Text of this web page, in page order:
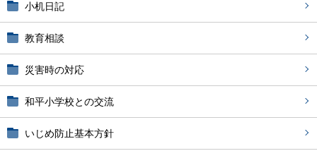
小机日記
教育相談
災害時の対応
和平小学校との交流
いじめ防止基本方針